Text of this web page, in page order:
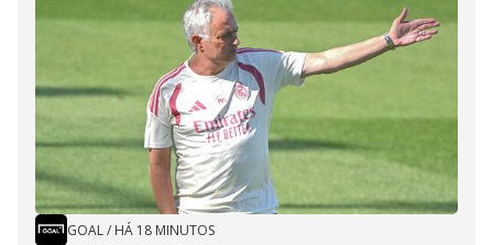
GOAL/ HÁ 18 MINUTOS